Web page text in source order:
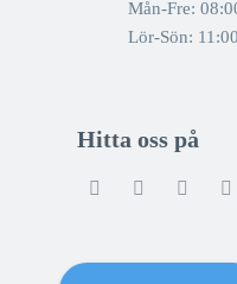
Mån-Fre:
Lör-Sön:
Hitta oss på